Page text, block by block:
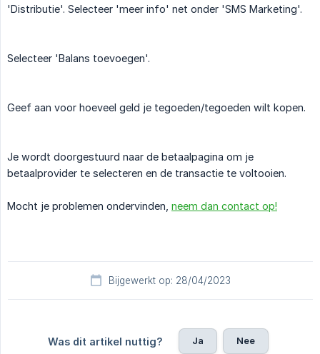
'Distributie'. Selecteer 'meer info' net onder 'SMS Marketing'.
Selecteer 'Balans toevoegen'.
Geef aan voor hoeveel geld je tegoeden/tegoeden wilt kopen.
Je wordt doorgestuurd naar de betaalpagina om je
betaalprovider te selecteren en de transactie te voltooien.
Mocht je problemen ondervinden, neem dan contact op!
Bijgewerkt op: 28/04/2023
Was dit artikel nuttig? Ja Nee